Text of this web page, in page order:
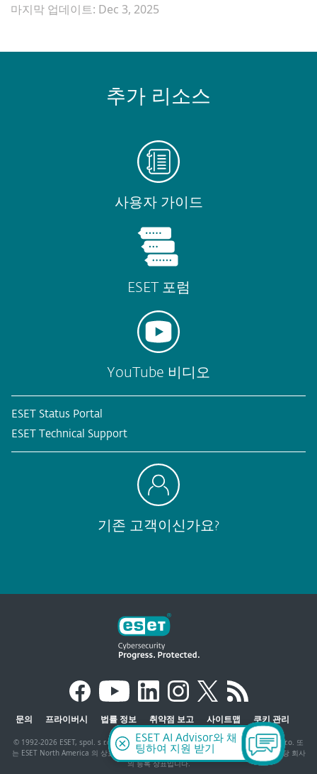
마지막 업데이트: Dec 3, 2025
추가 리소스
사용자 가이드
ESET 포럼
YouTube 비디오
ESET Status Portal
ESET Technical Support
기존 고객이신가요?
문의 프라이버시 법률 정보 취약점 보고 사이트맵 쿠키 관리
© 1992-2026 ESET, spol. s r.o. - 모든 권리 소유. 여기에 사용된 상표는 ESET, spol. s r.o. 또
는 ESET North America 의 상표 또는 등록 상표입니다. 다른 모든 이름과 브랜드는 해당 회사
의 등록 상표입니다.
ESET AI Advisor와 채
팅하여 지원 받기